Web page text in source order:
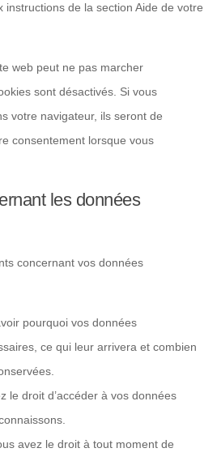
instructions de la section Aide de votre
web peut ne pas marcher
sont désactivés. Si vous
votre navigateur, ils seront de
consentement lorsque vous
les données
concernant vos données
pourquoi vos données
ce qui leur arrivera et combien
le droit d’accéder à vos données
avez le droit à tout moment de